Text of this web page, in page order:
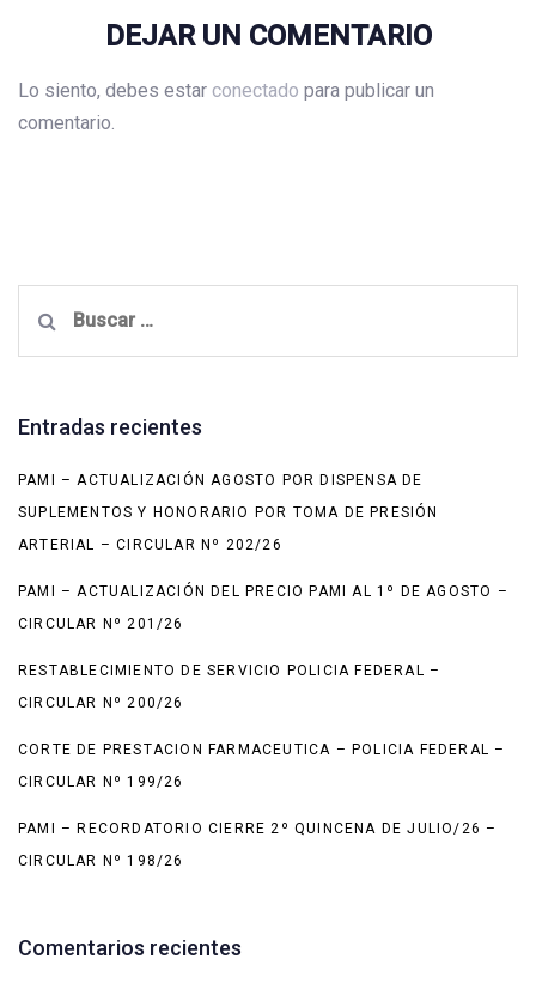
DEJAR UN COMENTARIO
Lo siento, debes estar conectado para publicar un
comentario.
Entradas recientes
PAMI – ACTUALIZACIÓN AGOSTO POR DISPENSA DE
SUPLEMENTOS Y HONORARIO POR TOMA DE PRESIÓN
ARTERIAL – CIRCULAR Nº 202/26
PAMI – ACTUALIZACIÓN DEL PRECIO PAMI AL 1º DE AGOSTO –
CIRCULAR Nº 201/26
RESTABLECIMIENTO DE SERVICIO POLICIA FEDERAL –
CIRCULAR Nº 200/26
CORTE DE PRESTACION FARMACEUTICA – POLICIA FEDERAL –
CIRCULAR Nº 199/26
PAMI – RECORDATORIO CIERRE 2º QUINCENA DE JULIO/26 –
CIRCULAR Nº 198/26
Comentarios recientes